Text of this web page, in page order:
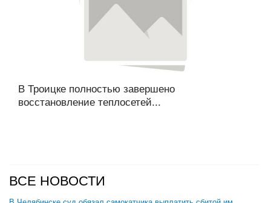
В Троицке полностью завершено
восстановление теплосетей...
ВСЕ НОВОСТИ